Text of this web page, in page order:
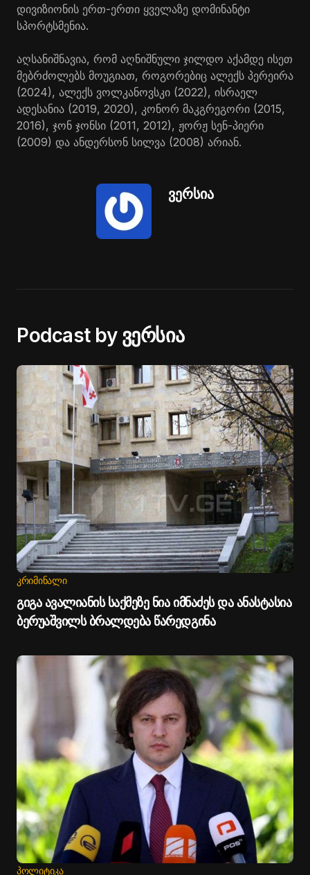
დივიზიონის ერთ-ერთი ყველაზე დომინანტი
სპორტსმენია.
აღსანიშნავია, რომ აღნიშნული ჯილდო აქამდე ისეთ
მებრძოლებს მოუგიათ, როგორებიც ალექს პერეირა
(2024), ალექს ვოლკანოვსკი (2022), ისრაელ
ადესანია (2019, 2020), კონორ მაკგრეგორი (2015,
2016), ჯონ ჯონსი (2011, 2012), ჟორჟ სენ-პიერი
(2009) და ანდერსონ სილვა (2008) არიან.
ვერსია
Podcast by ვერსია
ᲙᲠᲘᲛᲘᲜᲐᲚᲘ
გიგა ავალიანის საქმეზე ნია იმნაძეს და ანასტასია
ბერუაშვილს ბრალდება წარედგინა
ᲞᲝᲚᲘᲢᲘᲙᲐ